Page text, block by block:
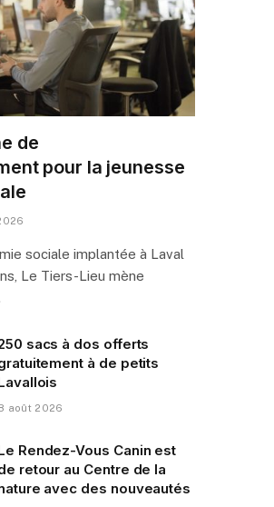
de
pour la jeunesse
sociale implantée à Laval
Le Tiers-Lieu mène
sacs à dos offerts
à de petits
août 2026
Rendez-Vous Canin est
retour au Centre de la
avec des nouveautés